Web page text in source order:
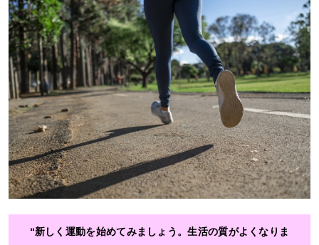
“新しく運動を始めてみましょう。生活の質がよくなりま